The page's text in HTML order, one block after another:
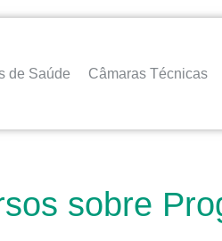
de Saúde Câmaras Técnicas
sobre